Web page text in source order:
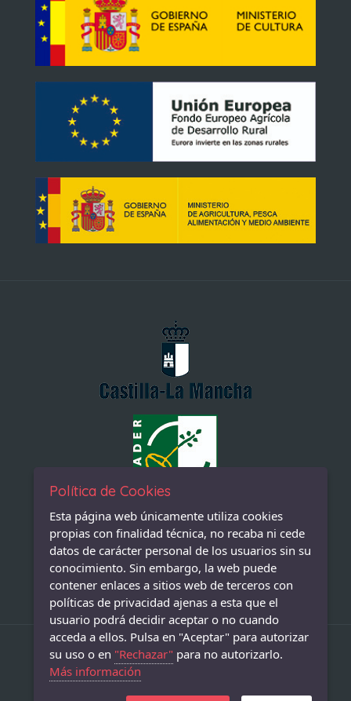
Copyright © 2026 Excmo. Ayuntamiento de Almadén.
Diseño&Programación: GuianeTT Diseños
Política de Cookies
Esta página web únicamente utiliza cookies
propias con finalidad técnica, no recaba ni cede
datos de carácter personal de los usuarios sin su
conocimiento. Sin embargo, la web puede
contener enlaces a sitios web de terceros con
políticas de privacidad ajenas a esta que el
usuario podrá decidir aceptar o no cuando
acceda a ellos. Pulsa en "Aceptar" para autorizar
su uso o en "Rechazar" para no autorizarlo.
Más información